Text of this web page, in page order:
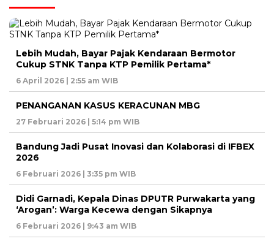
Lebih Mudah, Bayar Pajak Kendaraan Bermotor
Cukup STNK Tanpa KTP Pemilik Pertama*
6 April 2026 | 2:55 am WIB
PENANGANAN KASUS KERACUNAN MBG
27 Februari 2026 | 5:14 pm WIB
Bandung Jadi Pusat Inovasi dan Kolaborasi di IFBEX
2026
6 Februari 2026 | 3:35 pm WIB
Didi Garnadi, Kepala Dinas DPUTR Purwakarta yang
‘Arogan’: Warga Kecewa dengan Sikapnya
6 Februari 2026 | 9:43 am WIB